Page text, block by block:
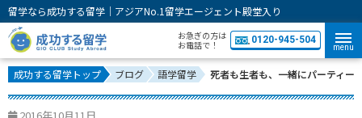
留学なら成功する留学｜アジアNo.1留学エージェント殿堂入り
お急ぎの方は
お電話で！
0120-945-504
menu
成功する留学トップ ブログ 語学留学 死者も生者も、一緒にパーティー